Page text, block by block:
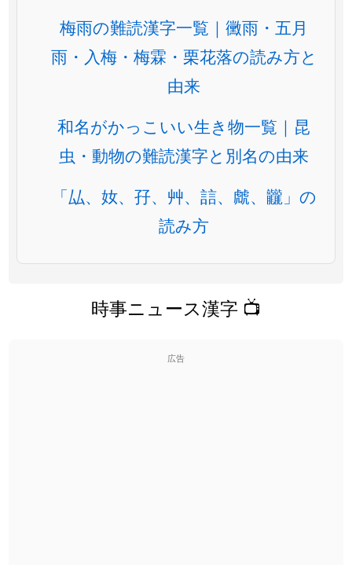
梅雨の難読漢字一覧｜黴雨・五月
雨・入梅・梅霖・栗花落の読み方と
由来
和名がかっこいい生き物一覧｜昆
虫・動物の難読漢字と別名の由来
「厸、奻、孖、艸、誩、虤、龖」の
読み方
時事ニュース漢字 📺
広告